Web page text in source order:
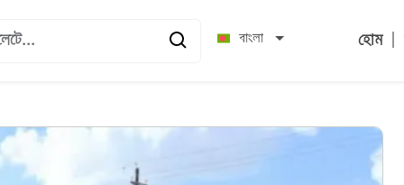
বাংলা হোম